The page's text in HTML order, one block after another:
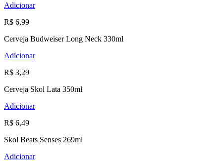
Adicionar
R$ 6,99
Cerveja Budweiser Long Neck 330ml
Adicionar
R$ 3,29
Cerveja Skol Lata 350ml
Adicionar
R$ 6,49
Skol Beats Senses 269ml
Adicionar